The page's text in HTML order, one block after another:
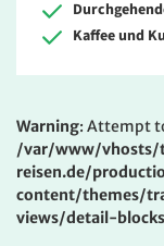
Kaffee und
Warning: Attempt
/var/www/vhosts/
reisen.de/
content/themes/
views/detail-